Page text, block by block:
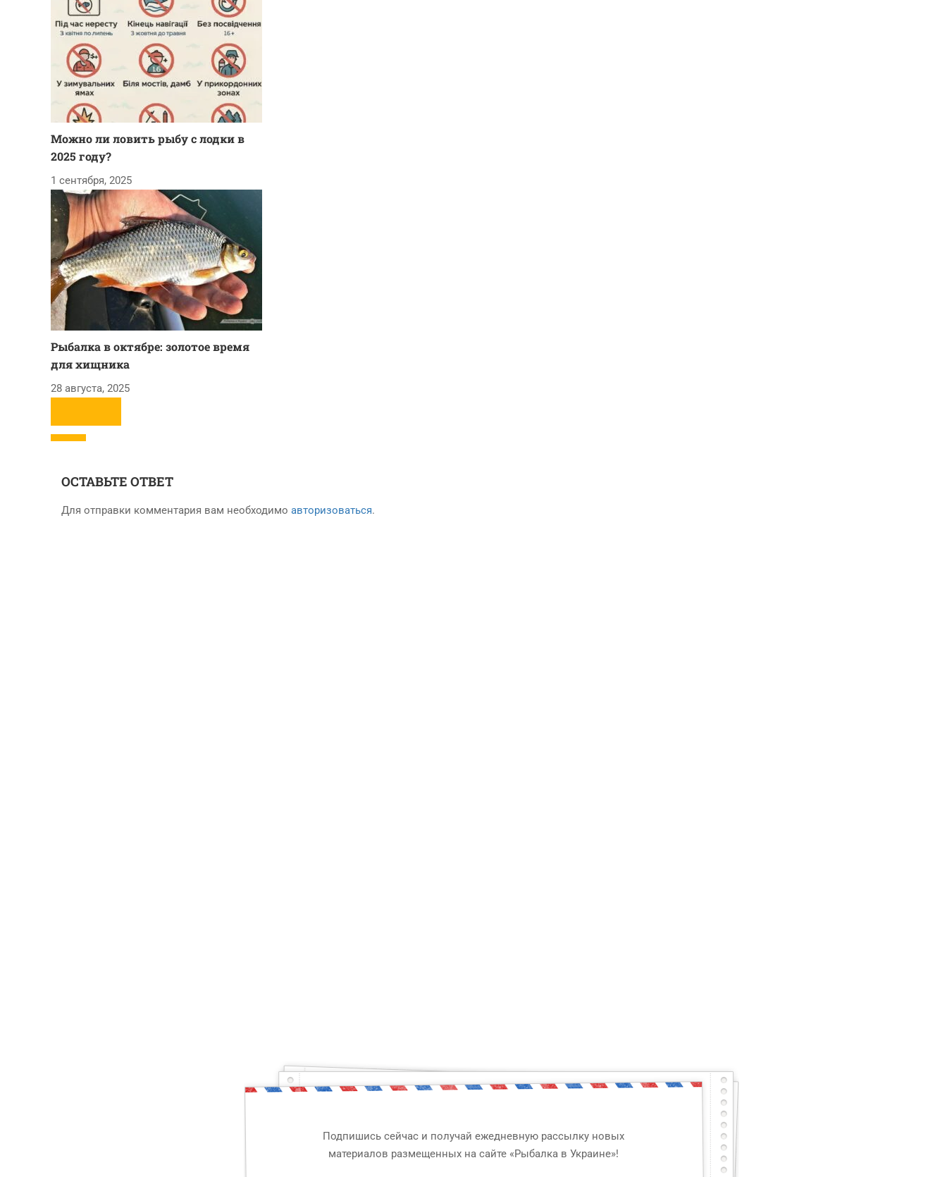
Можно ли ловить рыбу с лодки в
2025 году?
1 сентября, 2025
Рыбалка в октябре: золотое время
для хищника
28 августа, 2025
ОСТАВЬТЕ ОТВЕТ
Для отправки комментария вам необходимо авторизоваться.
Подпишись сейчас и получай ежедневную рассылку новых
материалов размещенных на сайте «Рыбалка в Украине»!
Ты — рыбак, который чувствует себя уверенно и готов почти
Друг, тогда предлагаю тебе проверить свои знания по правилам рыболовства! Сможешь сдать этот элементарный тест с первого раза – будет тебе честь
и хвала! Слава твоя навсегда останется на этих скрижалях! В случае неудачи, ты узнаешь много интересного, но не останешься наедине, мы исправим